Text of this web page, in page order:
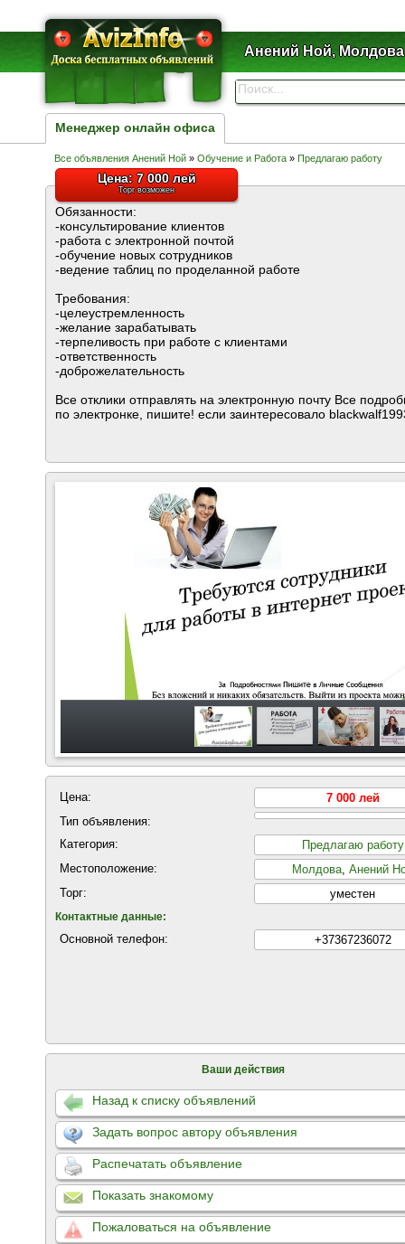
Анений Ной, Молдова
Менеджер онлайн офиса
Все объявления Анений Ной » Обучение и Работа » Предлагаю работу
Цена: 7 000 лей
Торг возможен
Обязанности:
-консультирование клиентов
-работа с электронной почтой
-обучение новых сотрудников
-ведение таблиц по проделанной работе
Требования:
-целеустремленность
-желание зарабатывать
-терпеливость при работе с клиентами
-ответственность
-доброжелательность
Все отклики отправлять на электронную почту Все
по электронке, пишите! если заинтересовало
Цена:
7 000 лей
Тип объявления:
Категория:
Предлагаю работу
Местоположение:
Молдова, Анений
Торг:
уместен
Контактные данные:
Основной телефон: +37367236072
Ваши действия
Назад к списку объявлений
Задать вопрос автору объявления
Распечатать объявление
Показать знакомому
Пожаловаться на объявление